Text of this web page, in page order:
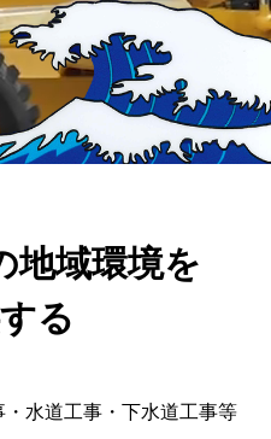
地域環境を
る
水道工事・下水道工事等